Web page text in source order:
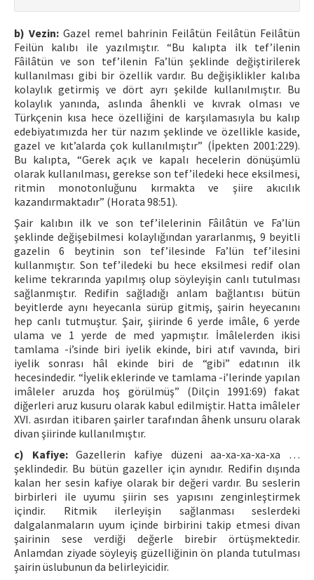
b) Vezin:Gazel remel bahrinin Feilâtün Feilâtün Feilâtün
Feilün kalıbı ile yazılmıştır. “Bu kalıpta ilk tef’ilenin
Fâilâtün ve son tef’ilenin Fa’lün şeklinde değiştirilerek
kullanılması gibi bir özellik vardır. Bu değişiklikler kalıba
kolaylık getirmiş ve dört ayrı şekilde kullanılmıştır. Bu
kolaylık yanında, aslında âhenkli ve kıvrak olması ve
Türkçenin kısa hece özelliğini de karşılamasıyla bu kalıp
edebiyatımızda her tür nazım şeklinde ve özellikle kaside,
gazel ve kıt’alarda çok kullanılmıştır” (İpekten 2001:229).
Bu kalıpta, “Gerek açık ve kapalı hecelerin dönüşümlü
olarak kullanılması, gerekse son tef’iledeki hece eksilmesi,
ritmin monotonluğunu kırmakta ve şiire akıcılık
kazandırmaktadır” (Horata 98:51).
Şair kalıbın ilk ve son tef’ilelerinin Fâilâtün ve Fa’lün
şeklinde değişebilmesi kolaylığından yararlanmış, 9 beyitli
gazelin 6 beytinin son tef’ilesinde Fa’lün tef’ilesini
kullanmıştır. Son tef’iledeki bu hece eksilmesi redif olan
kelime tekrarında yapılmış olup söyleyişin canlı tutulması
sağlanmıştır. Redifin sağladığı anlam bağlantısı bütün
beyitlerde aynı heyecanla sürüp gitmiş, şairin heyecanını
hep canlı tutmuştur. Şair, şiirinde 6 yerde imâle, 6 yerde
ulama ve 1 yerde de med yapmıştır. İmâlelerden ikisi
tamlama -i’sinde biri iyelik ekinde, biri atıf vavında, biri
iyelik sonrası hâl ekinde biri de “gibi” edatının ilk
hecesindedir. “İyelik eklerinde ve tamlama -i’lerinde yapılan
imâleler aruzda hoş görülmüş” (Dilçin 1991:69) fakat
diğerleri aruz kusuru olarak kabul edilmiştir. Hatta imâleler
XVI. asırdan itibaren şairler tarafından âhenk unsuru olarak
divan şiirinde kullanılmıştır.
c) Kafiye:Gazellerin kafiye düzeni aa-xa-xa-xa-xa …
şeklindedir. Bu bütün gazeller için aynıdır. Redifin dışında
kalan her sesin kafiye olarak bir değeri vardır. Bu seslerin
birbirleri ile uyumu şiirin ses yapısını zenginleştirmek
içindir. Ritmik ilerleyişin sağlanması seslerdeki
dalgalanmaların uyum içinde birbirini takip etmesi divan
şairinin sese verdiği değerle birebir örtüşmektedir.
Anlamdan ziyade söyleyiş güzelliğinin ön planda tutulması
şairin üslubunun da belirleyicidir.